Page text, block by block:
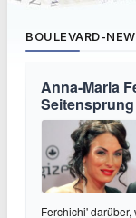
BOULEVARD-
Anna-Maria
Ferchichi'